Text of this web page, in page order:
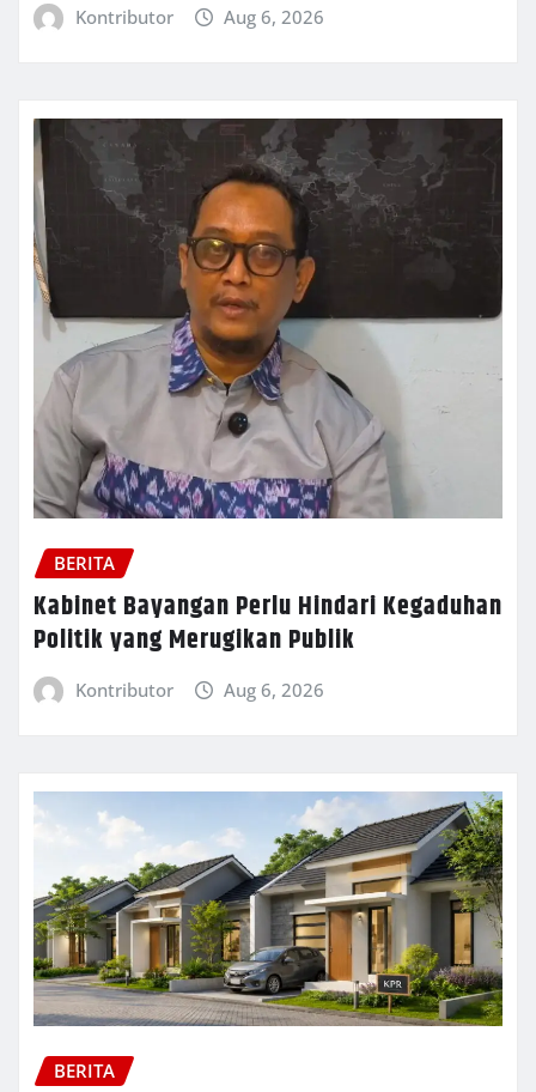
Kontributor Aug 6, 2026
BERITA
Kabinet Bayangan Perlu Hindari Kegaduhan
Politik yang Merugikan Publik
Kontributor Aug 6, 2026
BERITA